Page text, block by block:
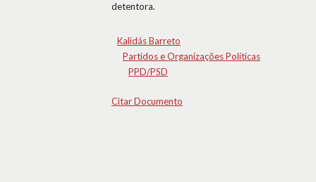
detentora.
Kalidás Barreto
Partidos e Organizações Políticas
PPD/PSD
Citar Documento